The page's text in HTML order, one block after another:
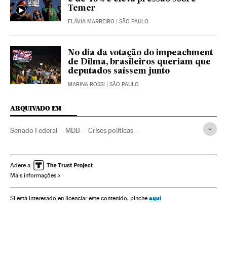
Temer
FLÁVIA MARREIRO | SÃO PAULO
No dia da votação do impeachment
de Dilma, brasileiros queriam que
deputados saíssem junto
MARINA ROSSI | SÃO PAULO
ARQUIVADO EM
Senado Federal MDB Crises políticas
Destituições políticas Presidente Brasil
Congresso Nacional
Atividade legislativa Conflitos políticos Brasil
Adere a
Mais informações
Si está interesado en licenciar este contenido, pinche aquí